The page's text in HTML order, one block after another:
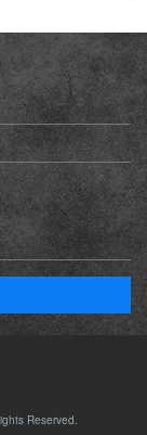
Reserved.